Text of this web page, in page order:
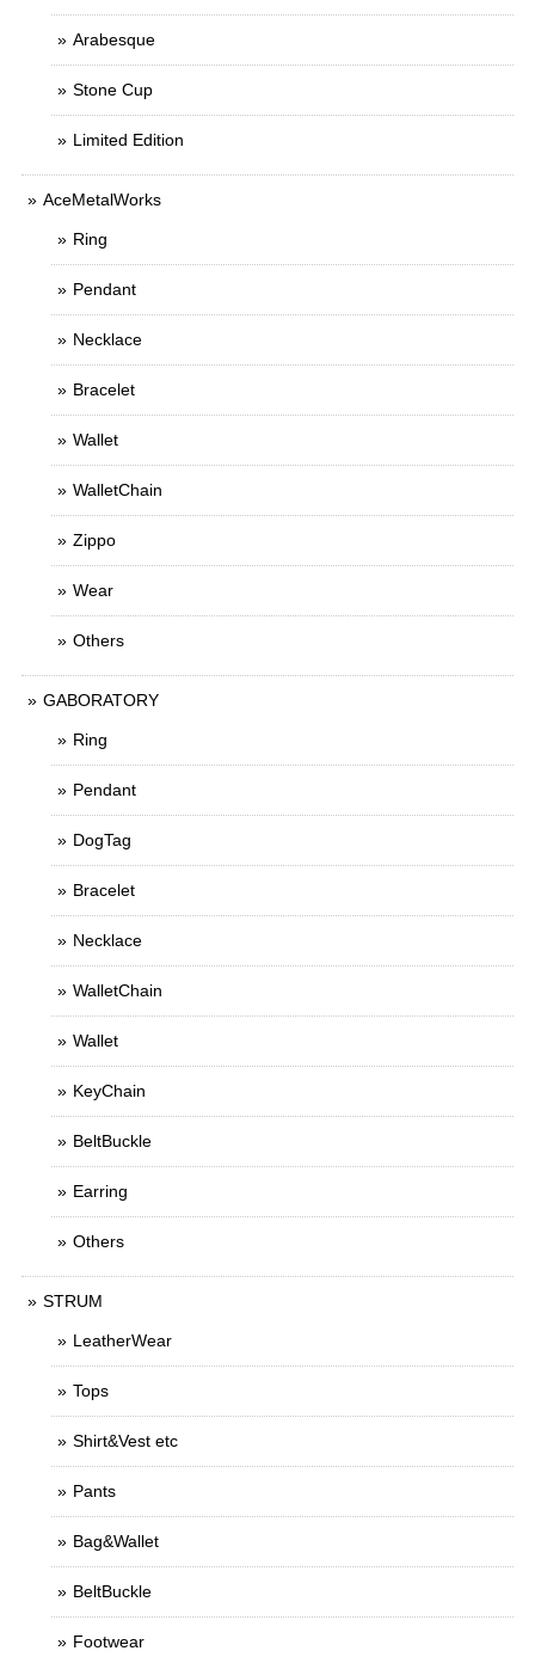
Arabesque
Stone Cup
Limited Edition
AceMetalWorks
Ring
Pendant
Necklace
Bracelet
Wallet
WalletChain
Zippo
Wear
Others
GABORATORY
Ring
Pendant
DogTag
Bracelet
Necklace
WalletChain
Wallet
KeyChain
BeltBuckle
Earring
Others
STRUM
LeatherWear
Tops
Shirt&Vest etc
Pants
Bag&Wallet
BeltBuckle
Footwear